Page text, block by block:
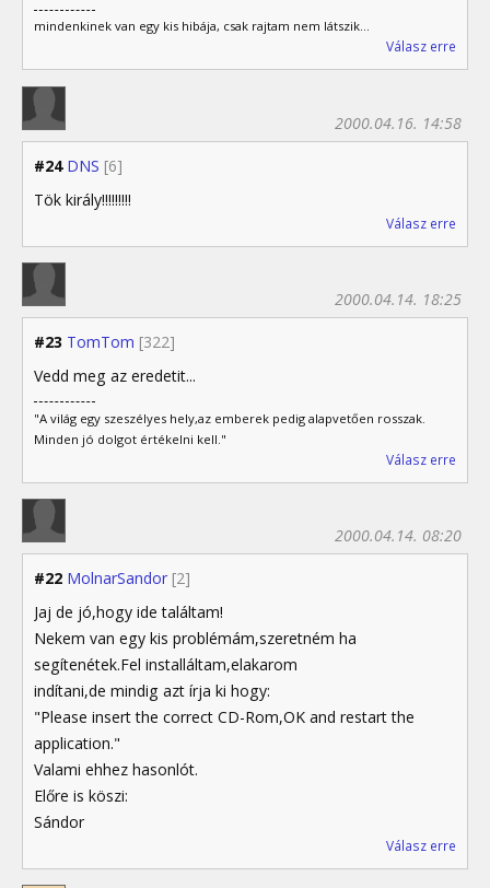
mindenkinek van egy kis hibája, csak rajtam nem látszik...
Válasz erre
#24 DNS [6]
2000.04.16. 14:58
Tök király!!!!!!!!!
Válasz erre
#23 TomTom [322]
2000.04.14. 18:25
Vedd meg az eredetit...
"A világ egy szeszélyes hely,az emberek pedig alapvetően rosszak.
Minden jó dolgot értékelni kell."
Válasz erre
#22 MolnarSandor [2]
2000.04.14. 08:20
Jaj de jó,hogy ide találtam!
Nekem van egy kis problémám,szeretném ha
segítenétek.Fel installáltam,elakarom
indítani,de mindig azt írja ki hogy:
"Please insert the correct CD-Rom,OK and restart the
application."
Valami ehhez hasonlót.
Előre is köszi:
Sándor
Válasz erre